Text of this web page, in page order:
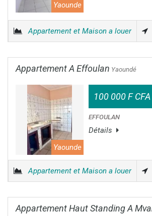
Yaounde
Appartement et Maison a louer
Appartement A Effoulan Yaoundé
Yaounde
100 000 F CFA
EFFOULAN
Détails
Appartement et Maison a louer
Appartement Haut Standing A